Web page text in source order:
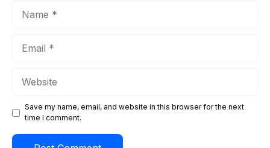
Save my name, email, and website in this browser for the next
time I comment.